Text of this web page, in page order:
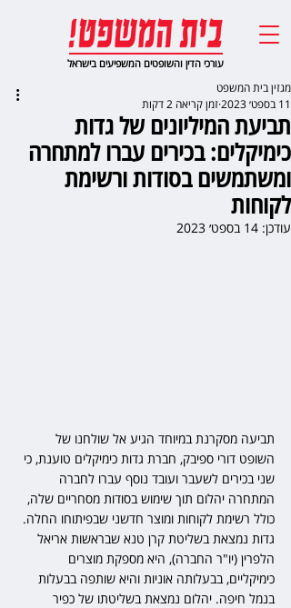
עורכי הדין והשופטים המשפיעים בישראל
תביעת המיליונים של גדות
כימיקלים: בכירים עברו למתחרה
ומשתמשים בסודות ורשימת
לקוחות
מגזין בית המשפט
11 בספט׳ 2023
זמן קריאה 2 דקות
עודכן: 14 בספט׳ 2023
תביעה מסקרנת במיוחד הגיע אל שולחנו של
השופט דורי ספיבק, חברת גדות כימיקלים טוענת, כי
שני בכירים לשעבר ועובד נוסף עברו לחברה
המתחרה יהלום תוך שימוש בסודות מסחריים שלה,
כולל רשימת לקוחות ומוצר חדשני שבפיתוחו החלה.
גדות נמצאת בשליטת קרן טנא שבראשות אריאל
הלפרין (יו"ר החברה), היא מספקת מוצרים
כימיקליים, בבעלותה אוניות והיא שותפה בבעלות
בנמל חיפה. יהלום נמצאת בשליטתו של כפיר